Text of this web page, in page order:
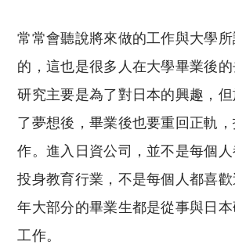
常常會聽說將來做的工作與大學
的，這也是很多人在大學畢業後
研究主要是為了對日本的興趣，
了夢想後，畢業後也要重回正軌
作。進入日資公司，並不是每個人
投身教育行業，不是每個人都喜
年大部分的畢業生都是從事與日
工作。